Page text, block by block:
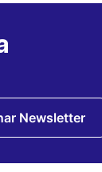
Newsletter